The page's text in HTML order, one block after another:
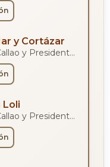
y Cortázar
Comandante General del Callao y Presidente del Perú (1827)
Loli
Comandante General del Callao y Presidente del Perú (1827)